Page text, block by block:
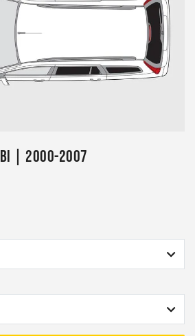
| 2000-2007